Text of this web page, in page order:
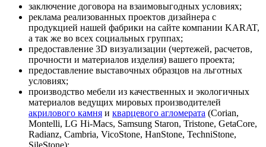
заключение договора на взаимовыгодных условиях;
реклама реализованных проектов дизайнера с
продукцией нашей фабрики на сайте компании KARAT,
а так же во всех социальных группах;
предоставление 3D визуализации (чертежей, расчетов,
прочности и материалов изделия) вашего проекта;
предоставление выставочных образцов на льготных
условиях;
производство мебели из качественных и экологичных
материалов ведущих мировых производителей
акрилового камня и кварцевого агломерата (Corian,
Montelli, LG Hi-Macs, Samsung Staron, Tristone, GetaCore,
Radianz, Cambria, VicoStone, HanStone, TechniStone,
SileStone);